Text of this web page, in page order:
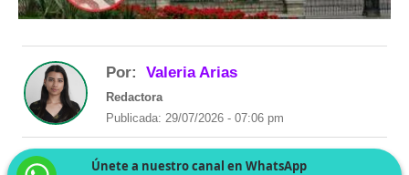
Por: Valeria Arias
Redactora
Publicada: 29/07/2026 - 07:06 pm
Únete a nuestro canal en WhatsApp